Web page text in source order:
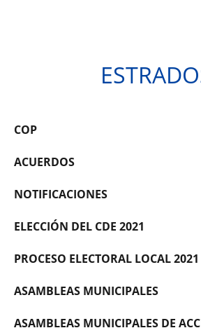
COP
ACUERDOS
NOTIFICACIONES
ELECCIÓN DEL CDE 2021
PROCESO ELECTORAL LOCAL 2021
ASAMBLEAS MUNICIPALES
ASAMBLEAS MUNICIPALES DE